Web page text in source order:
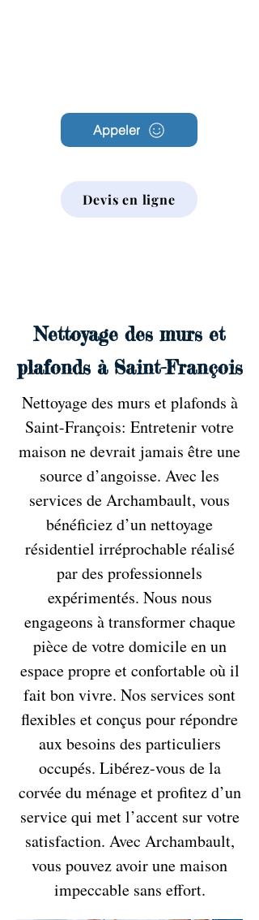
Appeler
Devis en ligne
Nettoyage des murs et
plafonds à Saint-François
Nettoyage des murs et plafonds à
Saint-François: Entretenir votre
maison ne devrait jamais être une
source d’angoisse. Avec les
services de Archambault, vous
bénéficiez d’un nettoyage
résidentiel irréprochable réalisé
par des professionnels
expérimentés. Nous nous
engageons à transformer chaque
pièce de votre domicile en un
espace propre et confortable où il
fait bon vivre. Nos services sont
flexibles et conçus pour répondre
aux besoins des particuliers
occupés. Libérez-vous de la
corvée du ménage et profitez d’un
service qui met l’accent sur votre
satisfaction. Avec Archambault,
vous pouvez avoir une maison
impeccable sans effort.